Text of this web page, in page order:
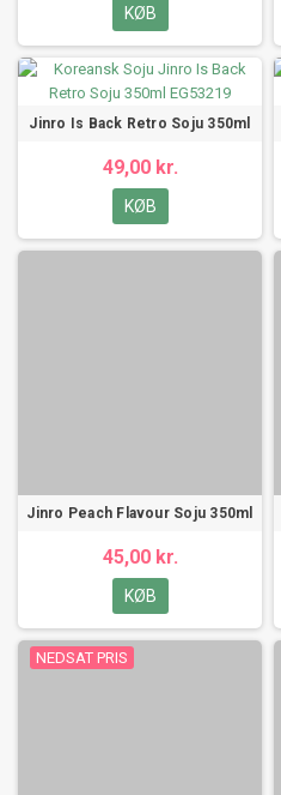
KØB
Jinro Is Back Retro Soju 350ml
49,00 kr.
KØB
Jinro Peach Flavour Soju 350ml
45,00 kr.
KØB
NEDSAT PRIS